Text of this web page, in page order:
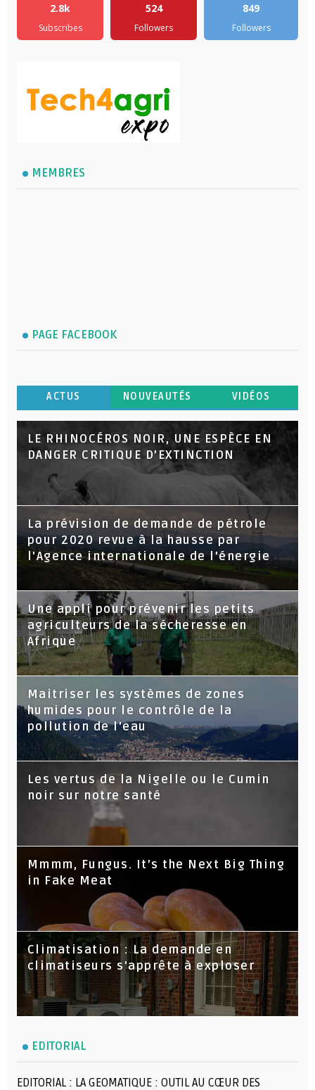
2.8k
Subscribes
524
Followers
849
Followers
MEMBRES
PAGE FACEBOOK
ACTUS NOUVEAUTÉS VIDÉOS
LE RHINOCÉROS NOIR, UNE ESPÈCE EN
DANGER CRITIQUE D’EXTINCTION
La prévision de demande de pétrole
pour 2020 revue à la hausse par
l'Agence internationale de l'énergie
Une appli pour prévenir les petits
agriculteurs de la sécheresse en
Afrique
Maitriser les systèmes de zones
humides pour le contrôle de la
pollution de l'eau
Les vertus de la Nigelle ou le Cumin
noir sur notre santé
Mmmm, Fungus. It’s the Next Big Thing
in Fake Meat
Climatisation : La demande en
climatiseurs s'apprête à exploser
EDITORIAL
EDITORIAL : LA GEOMATIQUE : OUTIL AU CŒUR DES